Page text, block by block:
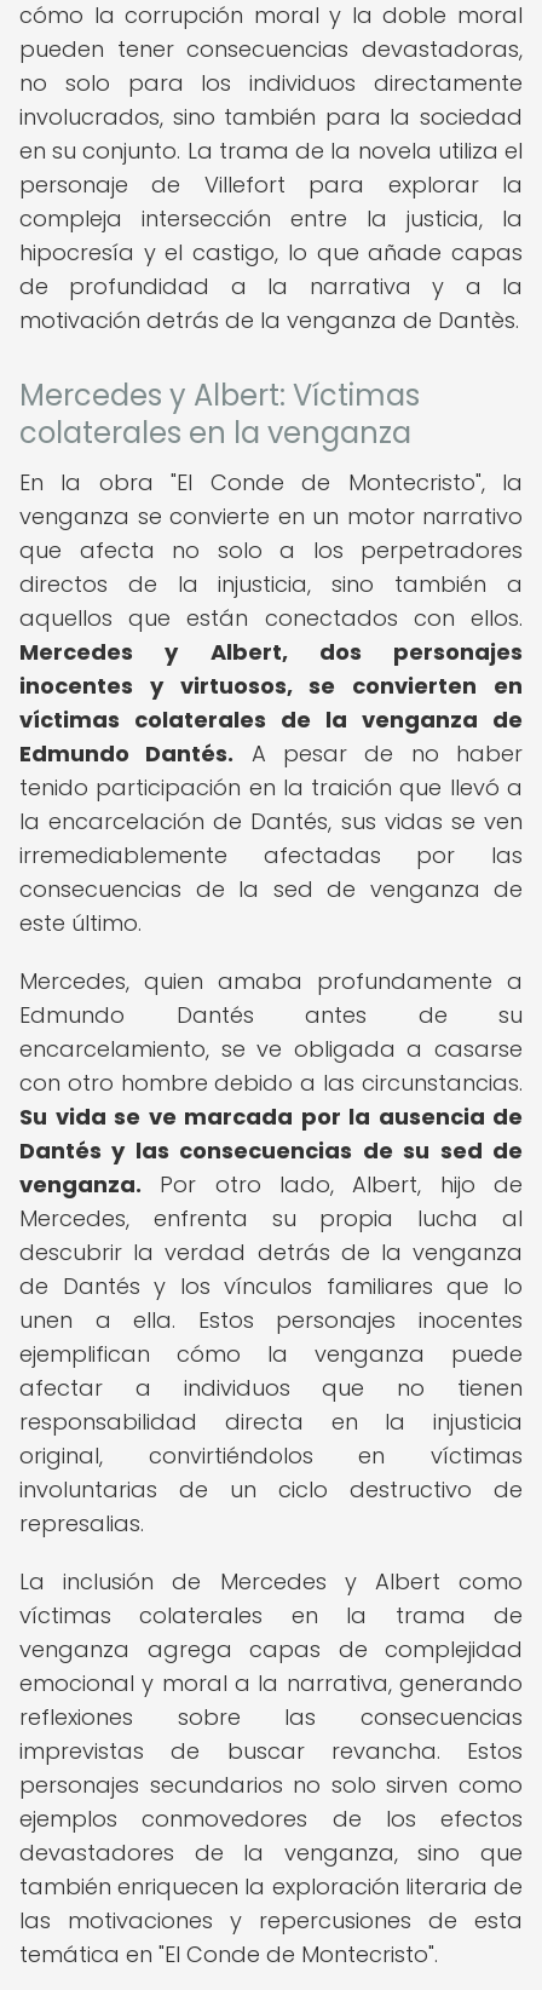
cómo la corrupción moral y la doble moral
pueden tener consecuencias devastadoras,
no solo para los individuos directamente
involucrados, sino también para la sociedad
en su conjunto. La trama de la novela utiliza el
personaje de Villefort para explorar la
compleja intersección entre la justicia, la
hipocresía y el castigo, lo que añade capas
de profundidad a la narrativa y a la
motivación detrás de la venganza de Dantès.
Mercedes y Albert: Víctimas
colaterales en la venganza
En la obra "El Conde de Montecristo", la
venganza se convierte en un motor narrativo
que afecta no solo a los perpetradores
directos de la injusticia, sino también a
aquellos que están conectados con ellos.
Mercedes y Albert, dos personajes
inocentes y virtuosos, se convierten en
víctimas colaterales de la venganza de
Edmundo Dantés. A pesar de no haber
tenido participación en la traición que llevó a
la encarcelación de Dantés, sus vidas se ven
irremediablemente afectadas por las
consecuencias de la sed de venganza de
este último.
Mercedes, quien amaba profundamente a
Edmundo Dantés antes de su
encarcelamiento, se ve obligada a casarse
con otro hombre debido a las circunstancias.
Su vida se ve marcada por la ausencia de
Dantés y las consecuencias de su sed de
venganza. Por otro lado, Albert, hijo de
Mercedes, enfrenta su propia lucha al
descubrir la verdad detrás de la venganza
de Dantés y los vínculos familiares que lo
unen a ella. Estos personajes inocentes
ejemplifican cómo la venganza puede
afectar a individuos que no tienen
responsabilidad directa en la injusticia
original, convirtiéndolos en víctimas
involuntarias de un ciclo destructivo de
represalias.
La inclusión de Mercedes y Albert como
víctimas colaterales en la trama de
venganza agrega capas de complejidad
emocional y moral a la narrativa, generando
reflexiones sobre las consecuencias
imprevistas de buscar revancha. Estos
personajes secundarios no solo sirven como
ejemplos conmovedores de los efectos
devastadores de la venganza, sino que
también enriquecen la exploración literaria de
las motivaciones y repercusiones de esta
temática en "El Conde de Montecristo".